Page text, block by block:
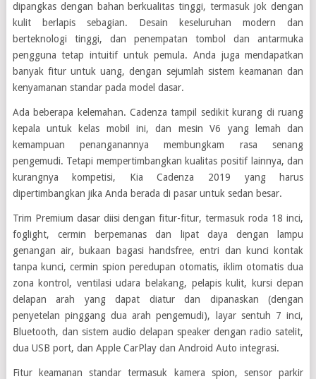
dipangkas dengan bahan berkualitas tinggi, termasuk jok dengan
kulit berlapis sebagian. Desain keseluruhan modern dan
berteknologi tinggi, dan penempatan tombol dan antarmuka
pengguna tetap intuitif untuk pemula. Anda juga mendapatkan
banyak fitur untuk uang, dengan sejumlah sistem keamanan dan
kenyamanan standar pada model dasar.
Ada beberapa kelemahan. Cadenza tampil sedikit kurang di ruang
kepala untuk kelas mobil ini, dan mesin V6 yang lemah dan
kemampuan penanganannya membungkam rasa senang
pengemudi. Tetapi mempertimbangkan kualitas positif lainnya, dan
kurangnya kompetisi, Kia Cadenza 2019 yang harus
dipertimbangkan jika Anda berada di pasar untuk sedan besar.
Trim Premium dasar diisi dengan fitur-fitur, termasuk roda 18 inci,
foglight, cermin berpemanas dan lipat daya dengan lampu
genangan air, bukaan bagasi handsfree, entri dan kunci kontak
tanpa kunci, cermin spion peredupan otomatis, iklim otomatis dua
zona kontrol, ventilasi udara belakang, pelapis kulit, kursi depan
delapan arah yang dapat diatur dan dipanaskan (dengan
penyetelan pinggang dua arah pengemudi), layar sentuh 7 inci,
Bluetooth, dan sistem audio delapan speaker dengan radio satelit,
dua USB port, dan Apple CarPlay dan Android Auto integrasi.
Fitur keamanan standar termasuk kamera spion, sensor parkir